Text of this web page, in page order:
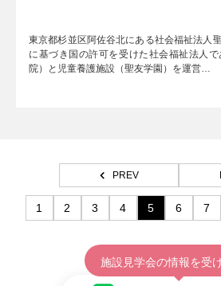
東京都杉並区阿佐谷北にある社会福祉法人
に基づき国の許可を受けた社会福祉法人
院）と児童養護施設（聖友学園）を運営…
PREV
1 2 3 4 5 6 7
施設見学会の情報を受